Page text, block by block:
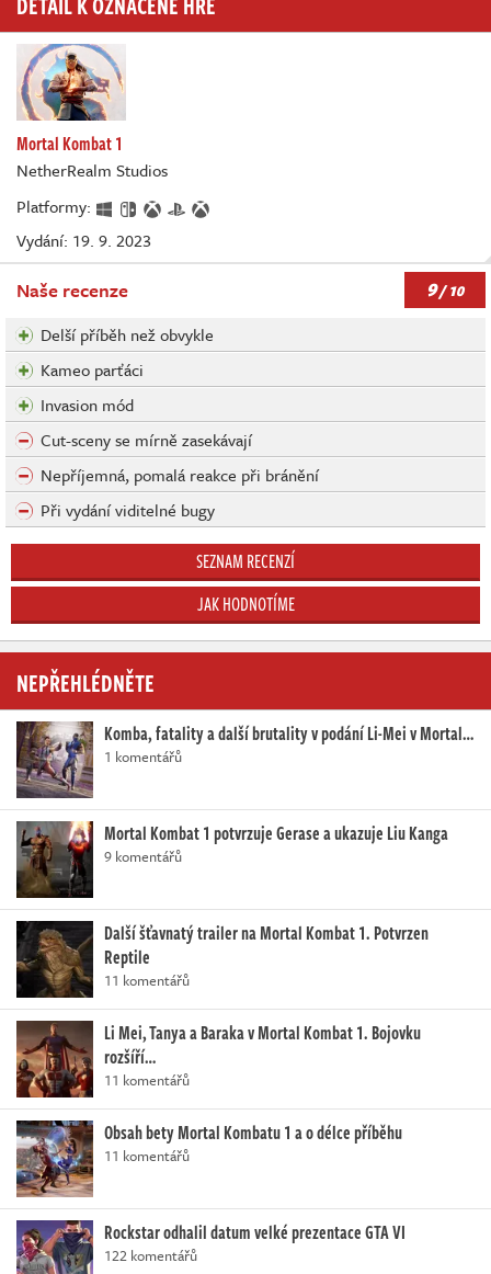
Mortal Kombat 1
NetherRealm Studios
Platformy:
Vydání: 19. 9. 2023
Naše recenze 9/ 10
Delší příběh než obvykle
Kameo parťáci
Invasion mód
Cut-sceny se mírně zasekávají
Nepříjemná, pomalá reakce při bránění
Při vydání viditelné bugy
SEZNAM RECENZÍ
JAK HODNOTÍME
NEPŘEHLÉDNĚTE
Komba, fatality a další brutality v podání Li-Mei v Mortal…
1 komentářů
Mortal Kombat 1 potvrzuje Gerase a ukazuje Liu Kanga
9 komentářů
Další šťavnatý trailer na Mortal Kombat 1. Potvrzen
Reptile
11 komentářů
Li Mei, Tanya a Baraka v Mortal Kombat 1. Bojovku
rozšíří…
11 komentářů
Obsah bety Mortal Kombatu 1 a o délce příběhu
11 komentářů
Rockstar odhalil datum velké prezentace GTA VI
122 komentářů